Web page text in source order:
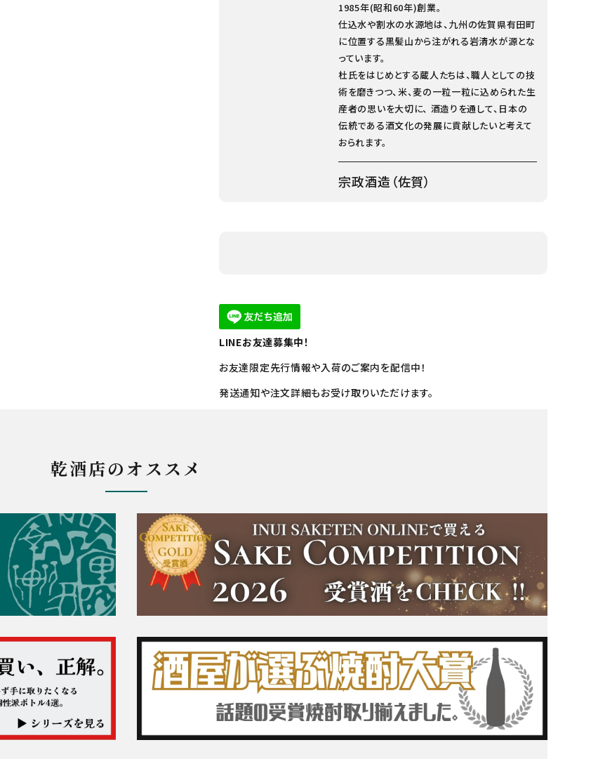
1985年(昭和60年)創業。
仕込水や割水の水源地は、九州の佐賀県有田町
に位置する黒髪山から注がれる岩清水が源とな
っています。
杜氏をはじめとする蔵人たちは、職人としての技
術を磨きつつ、米、麦の一粒一粒に込められた生
産者の思いを大切に、 酒造りを通して、日本の
伝統である酒文化の発展に貢献したいと考えて
おられます。
宗政酒造（佐賀）
LINEお友達募集中！
お友達限定先行情報や入荷のご案内を配信中！
発送通知や注文詳細もお受け取りいただけます。
乾酒店のオススメ